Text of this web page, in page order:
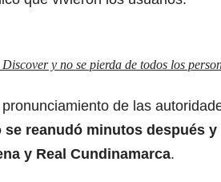
y no se pierda de todos los
de las
se reanudó minutos después
y Real Cundinamarca.